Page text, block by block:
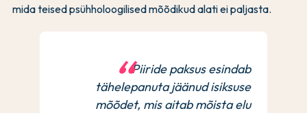
mida teised psühholoogilised mõõdikud alati ei paljasta.
Piiride paksus esindab
tähelepanuta jäänud isiksuse
mõõdet, mis aitab mõista elu